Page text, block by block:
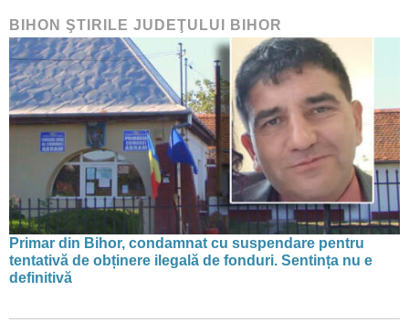
BIHON ŞTIRILE JUDEŢULUI BIHOR
Primar din Bihor, condamnat cu suspendare pentru
tentativă de obținere ilegală de fonduri. Sentința nu e
definitivă